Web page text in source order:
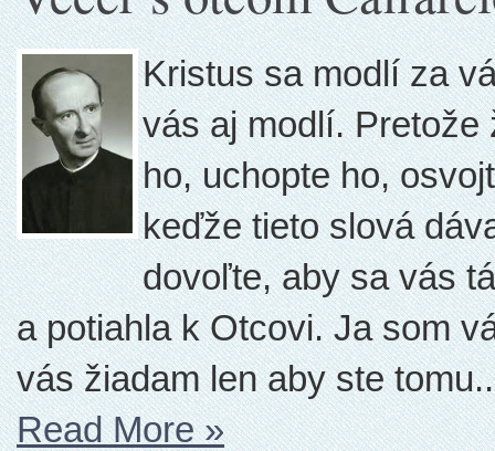
Kristus sa modlí za
vás aj modlí. Pretože
ho, uchopte ho,
keďže tieto slová
dovoľte, aby sa vás
a potiahla k Otcovi. Ja som
vás žiadam len aby ste
Read More»